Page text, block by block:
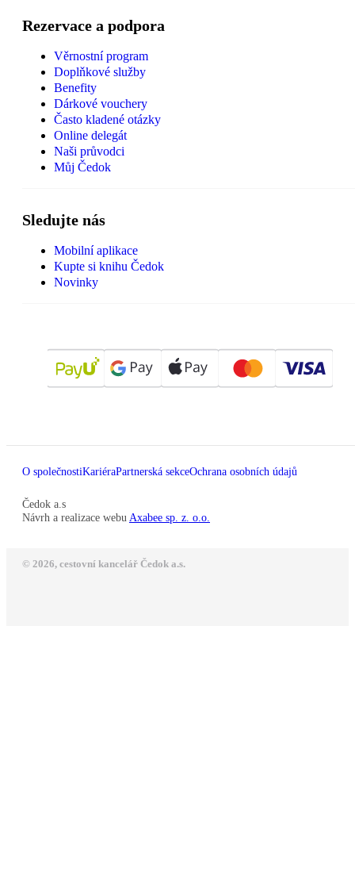
Rezervace a podpora
Věrnostní program
Doplňkové služby
Benefity
Dárkové vouchery
Často kladené otázky
Online delegát
Naši průvodci
Můj Čedok
Sledujte nás
Mobilní aplikace
Kupte si knihu Čedok
Novinky
O společnostiKariéraPartnerská sekceOchrana osobních údajů
Čedok a.s
Návrh a realizace webu Axabee sp. z. o.o.
© 2026, cestovní kancelář Čedok a.s.